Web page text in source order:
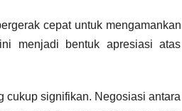
cepat untuk mengamankan
menjadi bentuk apresiasi atas
cukup signifikan. Negosiasi antara